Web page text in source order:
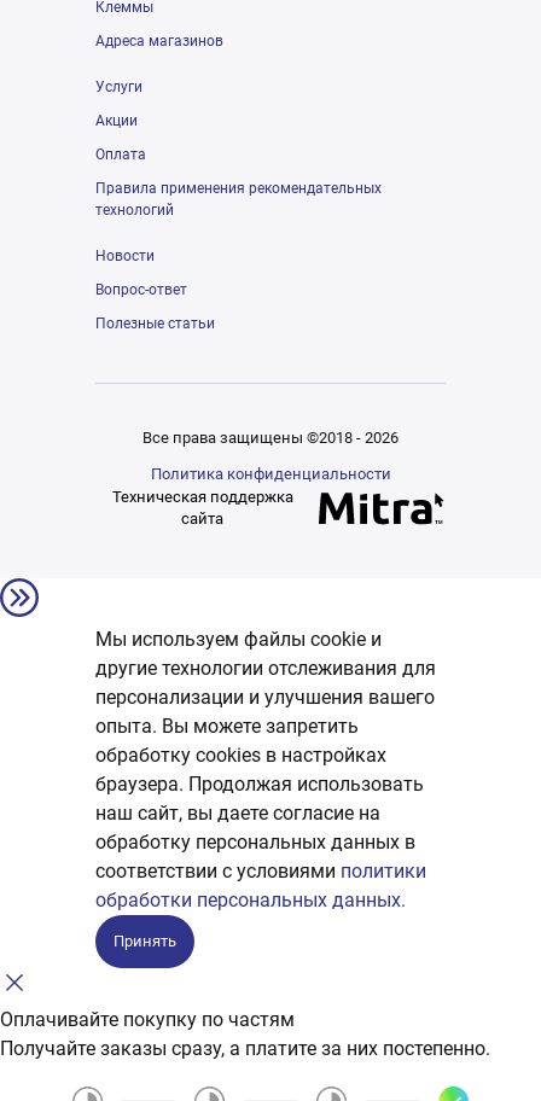
Клеммы
Адреса магазинов
Услуги
Акции
Оплата
Правила применения рекомендательных
технологий
Новости
Вопрос-ответ
Полезные статьи
Все права защищены ©2018 - 2026
Политика конфиденциальности
Техническая поддержка
сайта
Мы используем файлы cookie и
другие технологии отслеживания для
персонализации и улучшения вашего
опыта. Вы можете запретить
обработку сookies в настройках
браузера. Продолжая использовать
наш сайт, вы даете согласие на
обработку персональных данных в
соответствии с условиями политики
обработки персональных данных.
Принять
Оплачивайте покупку по частям
Получайте заказы сразу, а платите за них постепенно.